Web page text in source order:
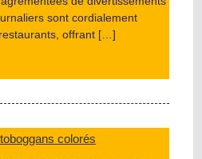
sont cordialement
offrant […]